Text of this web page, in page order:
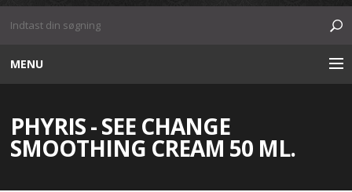
MENU
MAKE-UP
PHYRIS - SEE CHANGE
SMOOTHING CREAM 50 ML.